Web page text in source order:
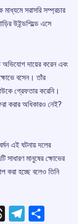
মাধ্যমে সরাসরি সম্প্রচার
উইন্ডশিল্ডে এসে
অভিযোগ দায়ের করেন এবং
বসেন। তাঁর
গ্রেফতার করেনি।
করার অধিকারও নেই?
এই ঘটনায় দলের
সাধারণ মানুষের ক্ষোভের
করা হচ্ছে বলেও তিনি
Threads